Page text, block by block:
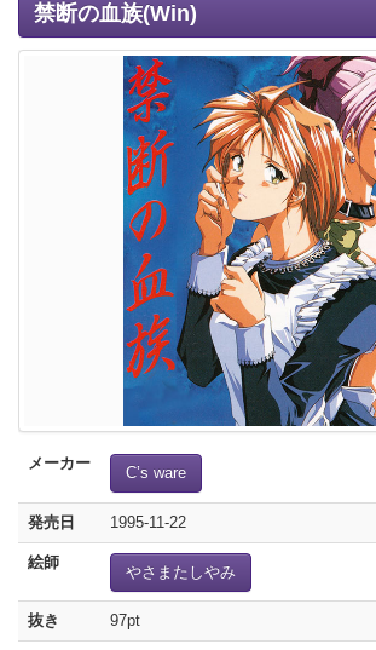
禁断の血族(Win)
メーカー
C’s ware
発売日 1995-11-22
絵師
やさまたしやみ
抜き 97pt